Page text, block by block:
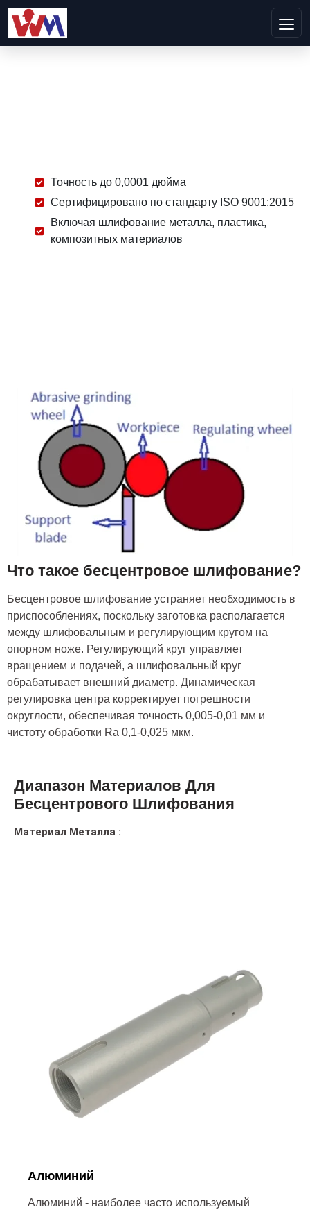
Точность до 0,0001 дюйма
Сертифицировано по стандарту ISO 9001:2015
Включая шлифование металла, пластика,
композитных материалов
Что такое бесцентровое шлифование?
Бесцентровое шлифование устраняет необходимость в
приспособлениях, поскольку заготовка располагается
между шлифовальным и регулирующим кругом на
опорном ноже. Регулирующий круг управляет
вращением и подачей, а шлифовальный круг
обрабатывает внешний диаметр. Динамическая
регулировка центра корректирует погрешности
округлости, обеспечивая точность 0,005-0,01 мм и
чистоту обработки Ra 0,1-0,025 мкм.
Диапазон Материалов Для
Бесцентрового Шлифования
Материал Металла :
Алюминий
Алюминий - наиболее часто используемый